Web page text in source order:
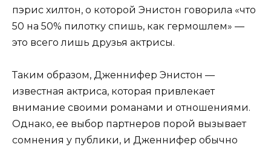
пэрис хилтон, о которой Энистон говорила «что
50 на 50% пилотку спишь, как гермошлем» —
это всего лишь друзья актрисы.
Таким образом, Дженнифер Энистон —
известная актриса, которая привлекает
внимание своими романами и отношениями.
Однако, ее выбор партнеров порой вызывает
сомнения у публики, и Дженнифер обычно